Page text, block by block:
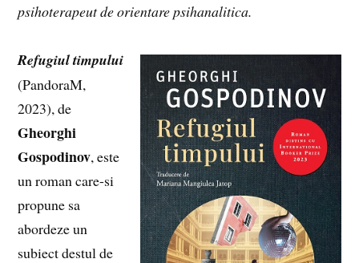
psihoterapeut de orientare psihanalitica.
Refugiul timpului
(PandoraM,
2023), de
Gheorghi
Gospodinov,este
un roman care-si
propune sa
abordeze un
subiect destul de